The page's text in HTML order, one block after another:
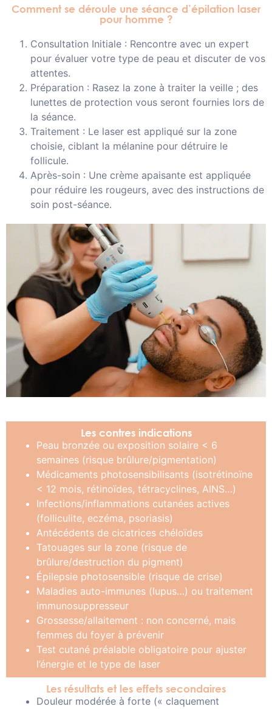
Comment se déroule une séance d’épilation laser
pour homme ?
Consultation Initiale : Rencontre avec un expert
pour évaluer votre type de peau et discuter de vos
attentes.
Préparation : Rasez la zone à traiter la veille ; des
lunettes de protection vous seront fournies lors de
la séance.
Traitement : Le laser est appliqué sur la zone
choisie, ciblant la mélanine pour détruire le
follicule.
Après-soin : Une crème apaisante est appliquée
pour réduire les rougeurs, avec des instructions de
soin post-séance.
Les contres indications
Peau bronzée ou exposition solaire < 6
semaines (risque brûlure/pigmentation)
Médicaments photosensibilisants (isotrétinoïne
< 12 mois, rétinoïdes, tétracyclines, AINS…)
Infections/inflammations cutanées actives
(folliculite, eczéma, psoriasis)
Antécédents de cicatrices chéloïdes
Tatouages sur la zone (risque de
brûlure/destruction du pigment)
Épilepsie photosensible (risque de crise)
Maladies auto-immunes (lupus…) ou traitement
immunosuppresseur
Grossesse/allaitement : non concerné, mais
femmes du foyer à prévenir
Test cutané préalable obligatoire pour ajuster
l’énergie et le type de laser
Les résultats et les effets secondaires
Douleur modérée à forte (« claquement